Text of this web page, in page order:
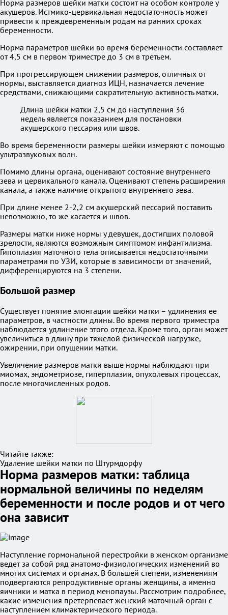
Норма размеров шейки матки состоит на особом контроле у
акушеров. Истмико-цервикальная недостаточность может
привести к преждевременным родам на ранних сроках
беременности.
Норма параметров шейки во время беременности составляет
от 4,5 см в первом триместре до 3 см в третьем.
При прогрессирующем снижении размеров, отличных от
нормы, выставляется диагноз ИЦН, назначается лечение
средствами, снижающими сократительную активность матки.
Длина шейки матки 2,5 см до наступления 36
недель является показанием для постановки
акушерского пессария или швов.
Во время беременности размеры шейки измеряют с помощью
ультразвуковых волн.
Помимо длины органа, оценивают состояние внутреннего
зева и цервикального канала. Оценивают степень расширения
канала, а также наличие открытого внутреннего зева.
При длине менее 2-2,2 см акушерский пессарий поставить
невозможно, то же касается и швов.
Размеры матки ниже нормы у девушек, достигших половой
зрелости, являются возможным симптомом инфантилизма.
Гипоплазия маточного тела описывается недостаточными
параметрами по УЗИ, которые в зависимости от значений,
дифференцируются на 3 степени.
Большой размер
Существует понятие элонгации шейки матки – удлинения ее
параметров, в частности длины. Во время первого триместра
наблюдается удлинение этого отдела. Кроме того, орган может
увеличиться в длину при тяжелой физической нагрузке,
ожирении, при опущении матки.
Увеличение размеров матки выше нормы наблюдают при
миомах, эндометриозе, гиперплазии, опухолевых процессах,
после многочисленных родов.
Читайте также:
Удаление шейки матки по Штурмдорфу
Норма размеров матки: таблица
нормальной величины по неделям
беременности и после родов и от чего
она зависит
Наступление гормональной перестройки в женском организме
ведет за собой ряд анатомо-физиологических изменений во
многих системах и органах. В большей степени, изменениям
подвергаются репродуктивные органы женщины, а именно
яичники и матка в период менопаузы. Рассмотрим подробнее,
какие изменения претерпевает женский маточный орган с
наступлением климактерического периода.